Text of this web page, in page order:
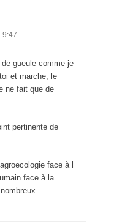
9:47
gueule comme je
et marche, le
ne fait que de
pertinente de
face à l
face à la